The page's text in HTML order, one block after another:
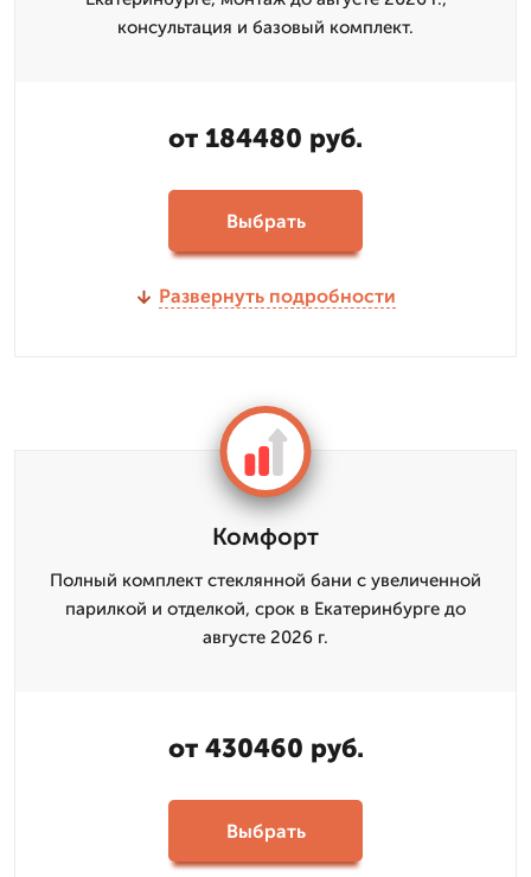
консультация и базовый комплект.
от 184480 руб.
Выбрать
Развернуть подробности
Комфорт
Полный комплект стеклянной бани с увеличенной
парилкой и отделкой, срок в Екатеринбурге до
августе 2026 г.
от 430460 руб.
Выбрать